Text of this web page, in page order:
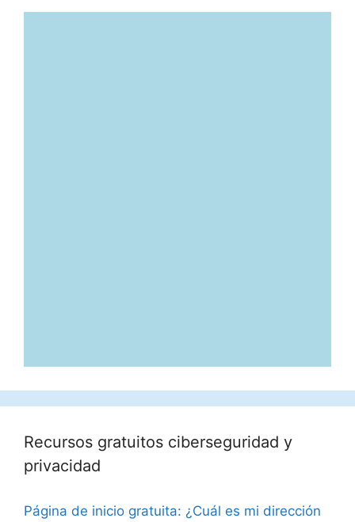
Recursos gratuitos ciberseguridad y
privacidad
Página de inicio gratuita: ¿Cuál es mi dirección